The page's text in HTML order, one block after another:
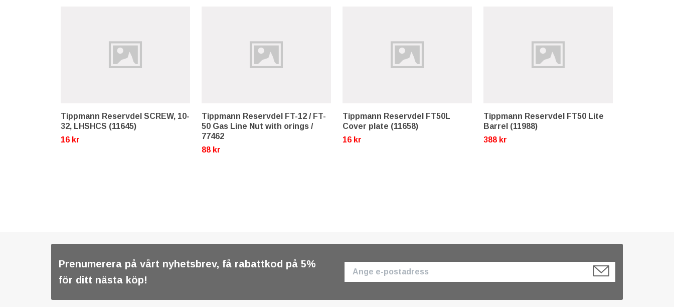
Tippmann Reservdel SCREW, 10-
32, LHSHCS (11645)
16 kr
Tippmann Reservdel FT-12 / FT-
50 Gas Line Nut with orings /
77462
88 kr
Tippmann Reservdel FT50L
Cover plate (11658)
16 kr
Tippmann Reservdel FT50 Lite
Barrel (11988)
388 kr
Prenumerera på vårt nyhetsbrev, få rabattkod på 5%
för ditt nästa köp!